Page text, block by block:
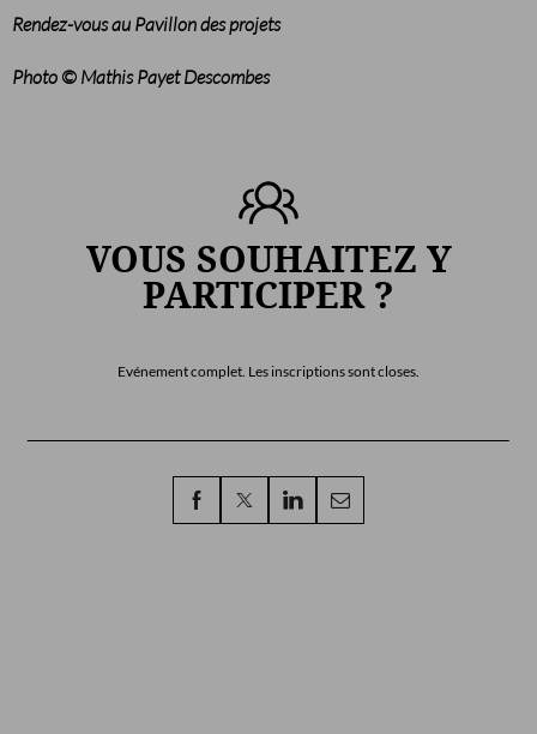
Rendez-vous au Pavillon des projets
Photo © Mathis Payet Descombes
VOUS SOUHAITEZ Y
PARTICIPER ?
Evénement complet. Les inscriptions sont closes.